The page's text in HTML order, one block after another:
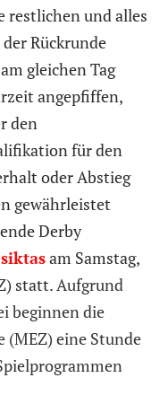
restlichen und alles
Rückrunde
gleichen Tag
angepfiffen,
den
für den
oder Abstieg
gewährleistet
Derby
am Samstag,
statt. Aufgrund
beginnen die
(MEZ) eine Stunde